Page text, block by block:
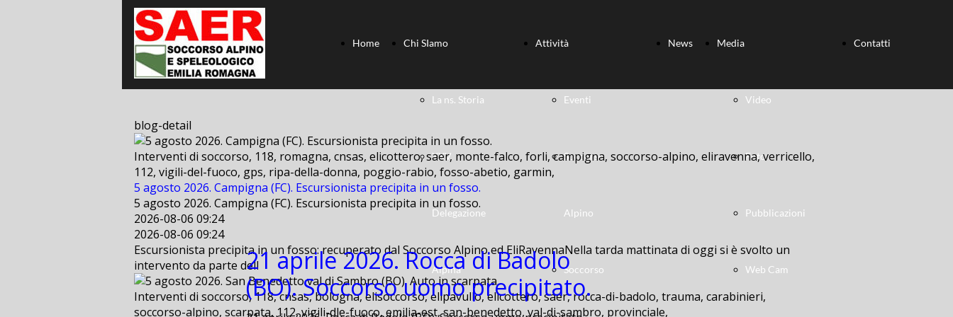
Home Chi SIamo
La ns. Storia
XXV
Delegazione
Alpina
Attività
Eventi
Soccorso
Alpino
Soccorso
News Media
Video
Foto
Pubblicazioni
Web Cam
Contatti
blog-detail
Interventi di soccorso, 118, romagna, cnsas, elicottero, saer, monte-falco, forli, campigna, soccorso-alpino, eliravenna, verricello,
112, vigili-del-fuoco, gps, ripa-della-donna, poggio-rabio, fosso-abetio, garmin,
5 agosto 2026. Campigna (FC). Escursionista precipita in un fosso.
5 agosto 2026. Campigna (FC). Escursionista precipita in un fosso.
2026-08-06 09:24
2026-08-06 09:24
Escursionista precipita in un fosso: recuperato dal Soccorso Alpino ed EliRavennaNella tarda mattinata di oggi si è svolto un
intervento da parte dell
Interventi di soccorso, 118, cnsas, bologna, elisoccorso, elipavullo, elicottero, saer, rocca-di-badolo, trauma, carabinieri,
soccorso-alpino, scarpata, 112, vigili-dle-fuoco, emilia-est, san-benedetto, val-di-sambro, provinciale,
21 aprile 2026. Rocca di Badolo
(BO). Soccorso uomo precipitato.